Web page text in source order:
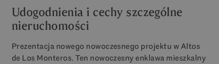
Udogodnienia i cechy szczególne
nieruchomości
Prezentacja nowego nowoczesnego projektu w Altos
de Los Monteros. Ten nowoczesny enklawa mieszkalny